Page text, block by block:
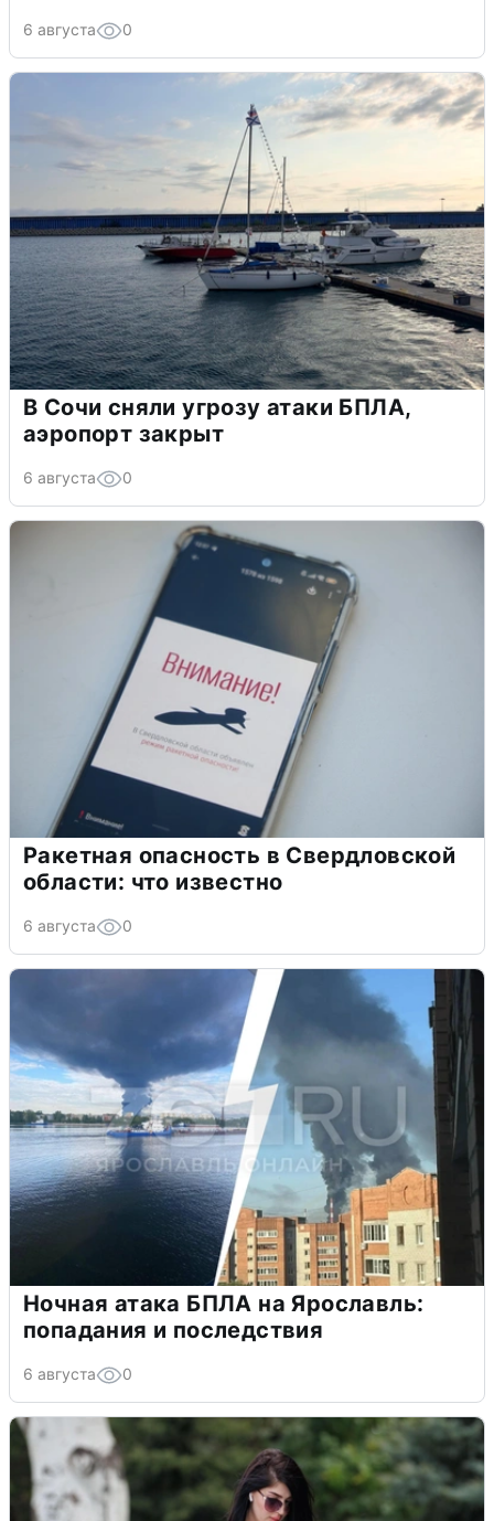
6 августа 0
В Сочи сняли угрозу атаки БПЛА,
аэропорт закрыт
6 августа 0
Ракетная опасность в Свердловской
области: что известно
6 августа 0
Ночная атака БПЛА на Ярославль:
попадания и последствия
6 августа 0